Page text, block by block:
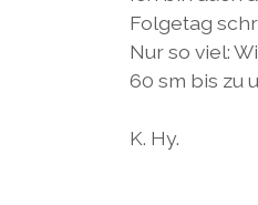
Folgetag
Nur so viel:
60 sm bis zu
K. Hy.